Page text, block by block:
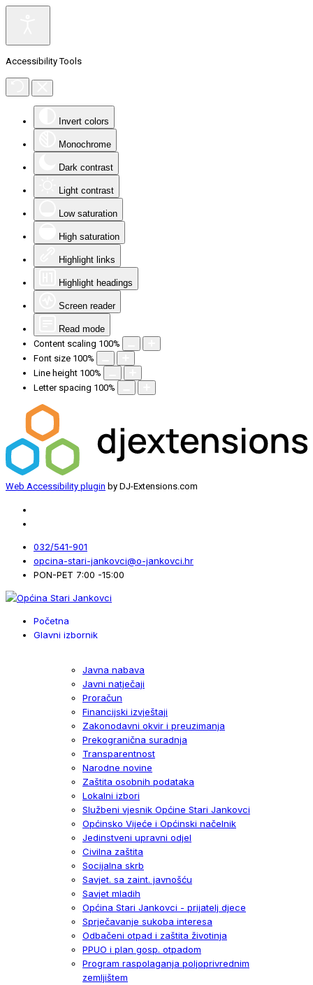
Accessibility Tools
Invert colors
Monochrome
Dark contrast
Light contrast
Low saturation
High saturation
Highlight links
Highlight headings
Screen reader
Read mode
Content scaling 100%
Font size 100%
Line height 100%
Letter spacing 100%
Web Accessibility plugin by DJ-Extensions.com
032/541-901
opcina-stari-jankovci@o-jankovci.hr
PON-PET 7:00 -15:00
Početna
Glavni izbornik
Javna nabava
Javni natječaji
Proračun
Financijski izvještaji
Zakonodavni okvir i preuzimanja
Prekogranična suradnja
Transparentnost
Narodne novine
Zaštita osobnih podataka
Lokalni izbori
Službeni vjesnik Općine Stari Jankovci
Općinsko Vijeće i Općinski načelnik
Jedinstveni upravni odjel
Civilna zaštita
Socijalna skrb
Savjet. sa zaint. javnošću
Savjet mladih
Općina Stari Jankovci - prijatelj djece
Sprječavanje sukoba interesa
Odbačeni otpad i zaštita životinja
PPUO i plan gosp. otpadom
Program raspolaganja poljoprivrednim
zemljištem